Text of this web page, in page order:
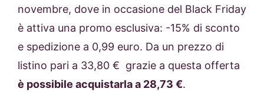
novembre, dove in occasione del Black Friday
è attiva una promo esclusiva: -15% di sconto
e spedizione a 0,99 euro. Da un prezzo di
listino pari a 33,80 € grazie a questa offerta
è possibile acquistarla a 28,73 €.